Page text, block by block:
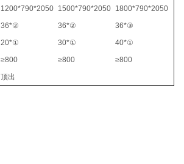
1200*790*2050 1500*790*2050 1800*790*2050
36*② 36*②
36*③
20*① 30*①
40*①
≥800 ≥800
≥800
顶出